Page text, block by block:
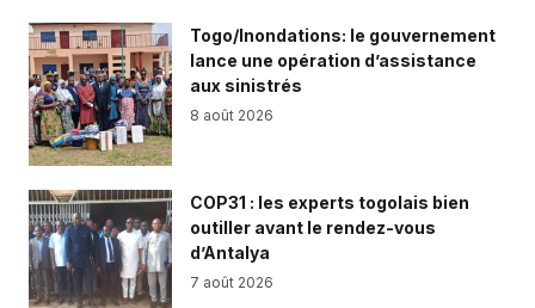
Togo/Inondations: le gouvernement
lance une opération d’assistance
aux sinistrés
8 août 2026
COP31 : les experts togolais bien
outiller avant le rendez-vous
d’Antalya
7 août 2026